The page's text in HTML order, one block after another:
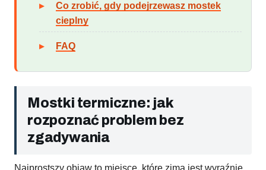
Co zrobić, gdy podejrzewasz mostek
cieplny
FAQ
Mostki termiczne: jak
rozpoznać problem bez
zgadywania